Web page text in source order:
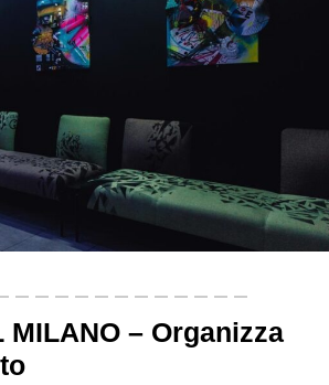
MILANO – Organizza